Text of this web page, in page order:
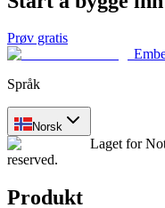
Prøv gratis
Språk
Norsk
Laget for
reserved.
Produkt